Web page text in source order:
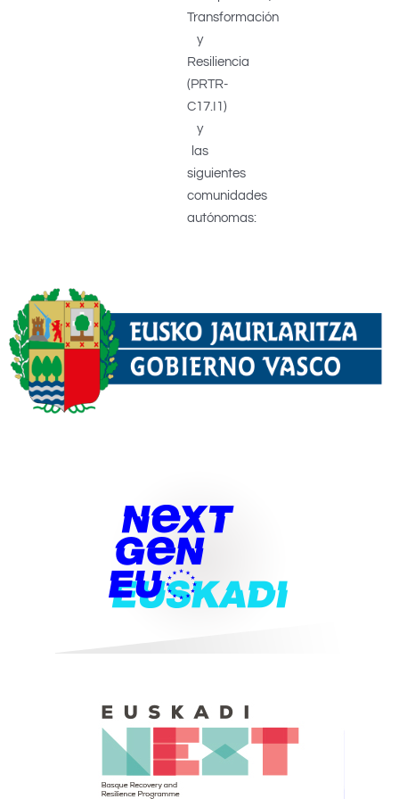
Transformación
y
Resiliencia
(PRTR-
C17.I1)
y
las
siguientes
comunidades
autónomas: